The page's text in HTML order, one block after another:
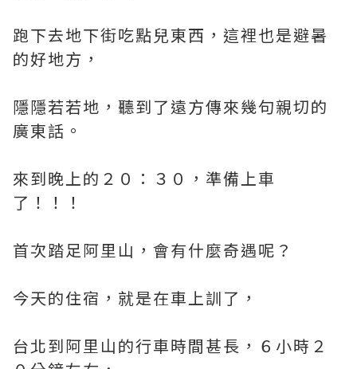
跑下去地下街吃點兒東西，這裡也是避暑
的好地方，
隱隱若若地，聽到了遠方傳來幾句親切的
廣東話。
來到晚上的２０：３０，準備上車
了！！！
首次踏足阿里山，會有什麼奇遇呢？
今天的住宿，就是在車上訓了，
台北到阿里山的行車時間甚長，６小時２